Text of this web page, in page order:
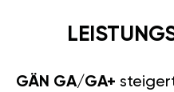
GÄN GA/GA+